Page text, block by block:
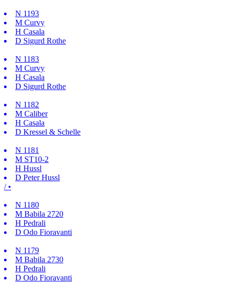
N 1193
M Curvy
H Casala
D Sigurd Rothe
N 1183
M Curvy
H Casala
D Sigurd Rothe
N 1182
M Caliber
H Casala
D Kressel & Schelle
N 1181
M ST10-2
H Hussl
D Peter Hussl
/ •
N 1180
M Babila 2720
H Pedrali
D Odo Fioravanti
N 1179
M Babila 2730
H Pedrali
D Odo Fioravanti